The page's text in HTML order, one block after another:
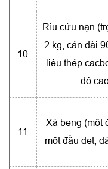
10
Rìu cứu nạn
2 kg, cán dài
liệu thép
độ
11
Xà beng (một
một đầu dẹt;